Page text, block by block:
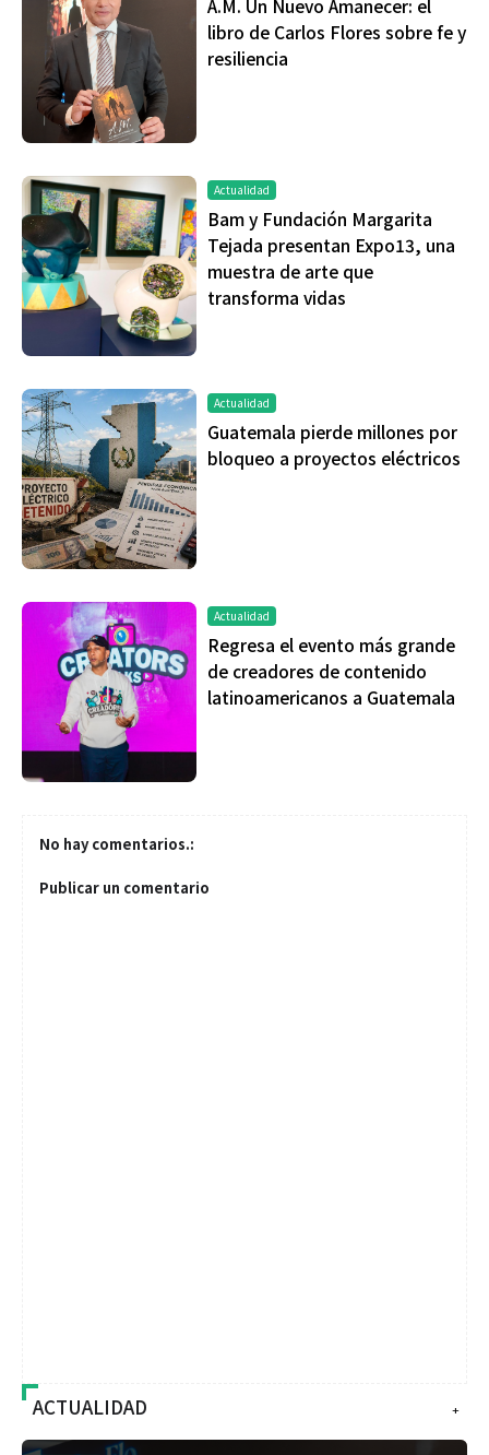
A.M. Un Nuevo Amanecer: el
libro de Carlos Flores sobre fe y
resiliencia
Actualidad
Bam y Fundación Margarita
Tejada presentan Expo13, una
muestra de arte que
transforma vidas
Actualidad
Guatemala pierde millones por
bloqueo a proyectos eléctricos
Actualidad
Regresa el evento más grande
de creadores de contenido
latinoamericanos a Guatemala
No hay comentarios.:
Publicar un comentario
+
ACTUALIDAD